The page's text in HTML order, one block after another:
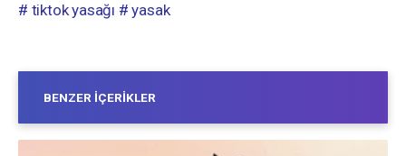
# tiktok yasağı # yasak
BENZER İÇERIKLER